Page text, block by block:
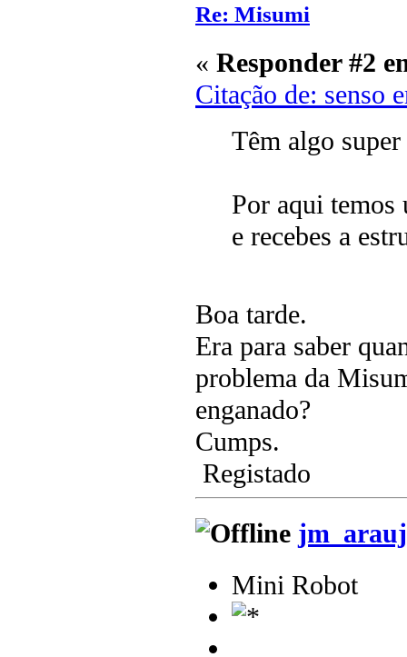
Re: Misumi
« Responder #2
Citação de: senso
Têm algo
Por aqui temos
e recebes a
Boa tarde.
Era para saber
problema da
enganado?
Cumps.
Registado
Mini Robot